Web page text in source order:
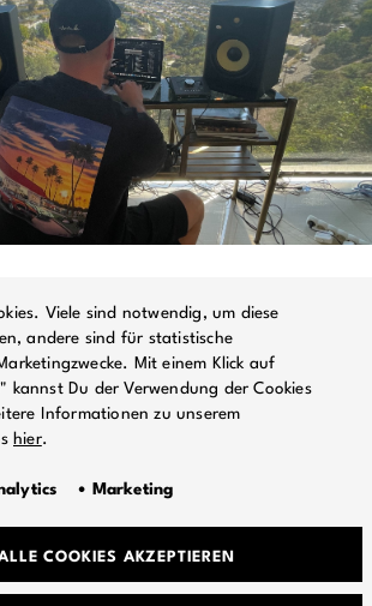
Viele sind notwendig, um diese
andere sind für statistische
Mit einem Klick auf
kannst Du der Verwendung der Cookies
Informationen zu unserem
hier.
• Marketing
COOKIES AKZEPTIEREN